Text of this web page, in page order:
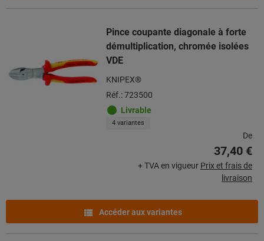
Pince coupante diagonale à forte
démultiplication, chromée isolées
VDE
KNIPEX®
Réf.: 723500
Livrable
4 variantes
De
37,40 €
+ TVA en vigueur Prix et frais de
livraison
Accéder aux variantes